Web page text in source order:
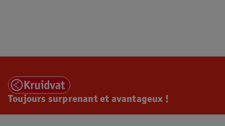
Toujours surprenant et avantageux !